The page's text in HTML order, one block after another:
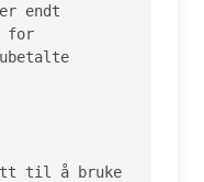
endt
for
til å bruke